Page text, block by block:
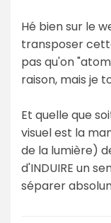
Hé bien sur le
transposer
pas qu'on
raison, mais je
Et quelle que
visuel est la
de la lumière)
d'INDUIRE un
séparer